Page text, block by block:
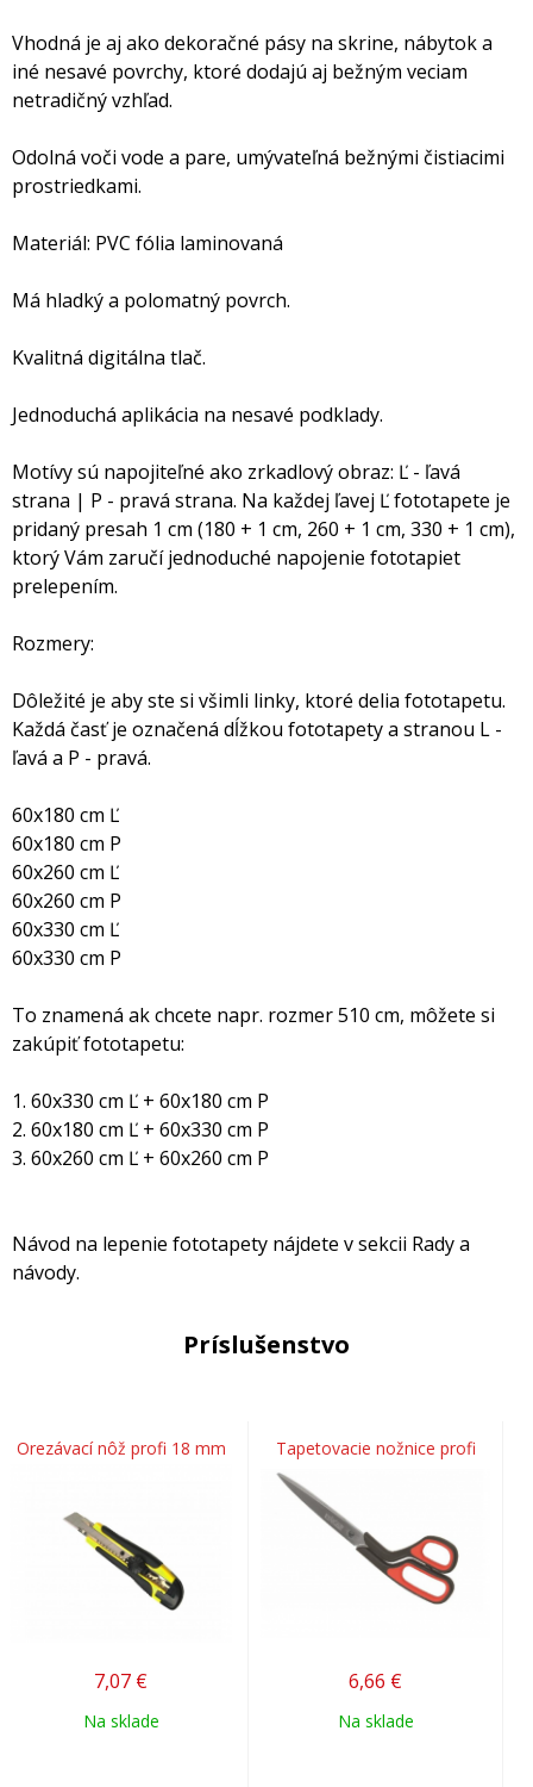
Vhodná je aj ako dekoračné pásy na skrine, nábytok a
iné nesavé povrchy, ktoré dodajú aj bežným veciam
netradičný vzhľad.
Odolná voči vode a pare, umývateľná bežnými čistiacimi
prostriedkami.
Materiál: PVC fólia laminovaná
Má hladký a polomatný povrch.
Kvalitná digitálna tlač.
Jednoduchá aplikácia na nesavé podklady.
Motívy sú napojiteľné ako zrkadlový obraz: Ľ - ľavá
strana | P - pravá strana. Na každej ľavej Ľ fototapete je
pridaný presah 1 cm (180 + 1 cm, 260 + 1 cm, 330 + 1 cm),
ktorý Vám zaručí jednoduché napojenie fototapiet
prelepením.
Rozmery:
Dôležité je aby ste si všimli linky, ktoré delia fototapetu.
Každá časť je označená dĺžkou fototapety a stranou L -
ľavá a P - pravá.
60x180 cm Ľ
60x180 cm P
60x260 cm Ľ
60x260 cm P
60x330 cm Ľ
60x330 cm P
To znamená ak chcete napr. rozmer 510 cm, môžete si
zakúpiť fototapetu:
1. 60x330 cm Ľ + 60x180 cm P
2. 60x180 cm Ľ + 60x330 cm P
3. 60x260 cm Ľ + 60x260 cm P
Návod na lepenie fototapety nájdete v sekcii Rady a
návody.
Príslušenstvo
Orezávací nôž profi 18 mm
7,07 €
Na sklade
Tapetovacie nožnice profi
6,66 €
Na sklade